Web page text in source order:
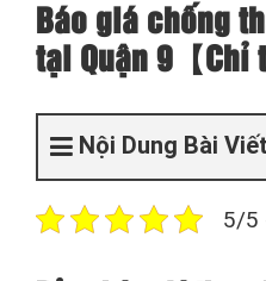
Báo giá chống
tại Quận 9【Chỉ
Nội Dung Bài Viết
5/5